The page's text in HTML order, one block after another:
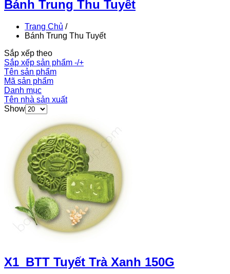
Bánh Trung Thu Tuyết
Trang Chủ /
Bánh Trung Thu Tuyết
Sắp xếp theo
Sắp xếp sản phẩm -/+
Tên sản phẩm
Mã sản phẩm
Danh mục
Tên nhà sản xuất
Show
X1_BTT Tuyết Trà Xanh 150G